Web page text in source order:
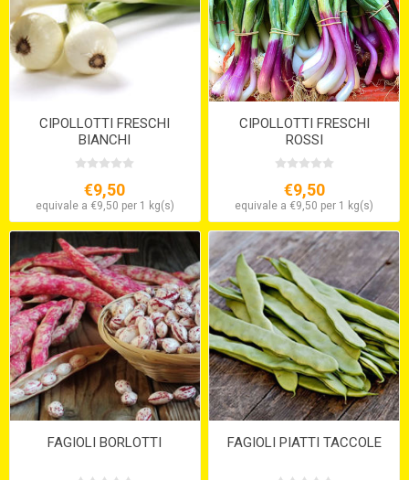
CIPOLLOTTI FRESCHI
BIANCHI
€9,50
equivale a €9,50 per 1 kg(s)
CIPOLLOTTI FRESCHI
ROSSI
€9,50
equivale a €9,50 per 1 kg(s)
FAGIOLI BORLOTTI FAGIOLI PIATTI TACCOLE